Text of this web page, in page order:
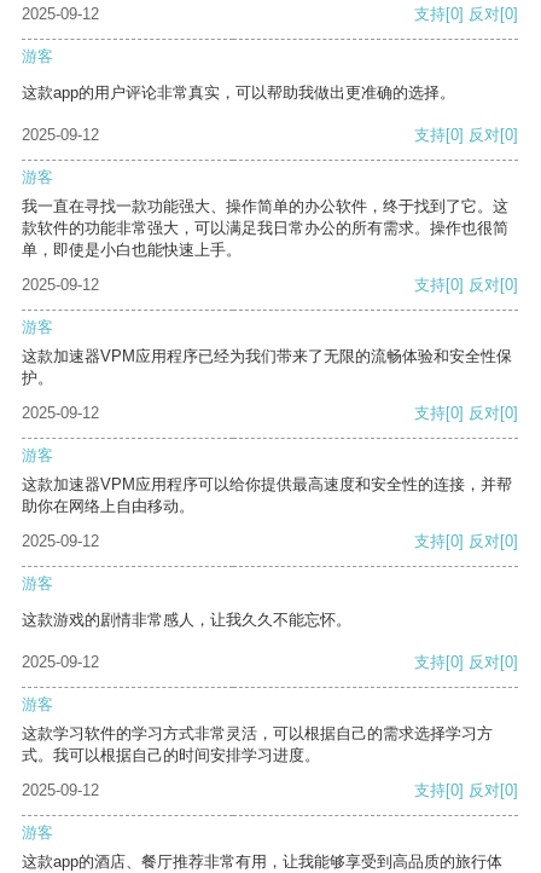
2025-09-12
支持[0] 反对[0]
游客
这款app的用户评论非常真实，可以帮助我做出更准确的选择。
2025-09-12 支持[0] 反对[0]
游客
我一直在寻找一款功能强大、操作简单的办公软件，终于找到了它。这
款软件的功能非常强大，可以满足我日常办公的所有需求。操作也很简
单，即使是小白也能快速上手。
2025-09-12
支持[0] 反对[0]
游客
这款加速器VPM应用程序已经为我们带来了无限的流畅体验和安全性保
护。
2025-09-12
支持[0] 反对[0]
游客
这款加速器VPM应用程序可以给你提供最高速度和安全性的连接，并帮
助你在网络上自由移动。
2025-09-12
支持[0] 反对[0]
游客
这款游戏的剧情非常感人，让我久久不能忘怀。
2025-09-12 支持[0] 反对[0]
游客
这款学习软件的学习方式非常灵活，可以根据自己的需求选择学习方
式。我可以根据自己的时间安排学习进度。
2025-09-12
支持[0] 反对[0]
游客
这款app的酒店、餐厅推荐非常有用，让我能够享受到高品质的旅行体